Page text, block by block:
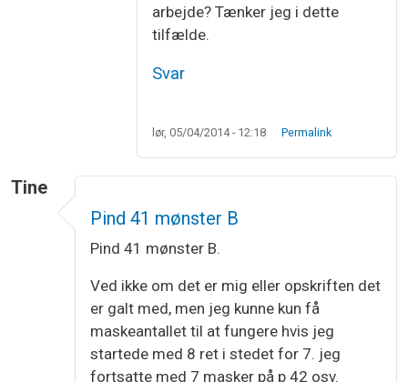
arbejde? Tænker jeg i dette
tilfælde.
Svar
lør, 05/04/2014 - 12:18 Permalink
Tine
Pind 41 mønster B
Pind 41 mønster B.
Ved ikke om det er mig eller opskriften det
er galt med, men jeg kunne kun få
maskeantallet til at fungere hvis jeg
startede med 8 ret i stedet for 7. jeg
fortsatte med 7 masker på p 42 osv.